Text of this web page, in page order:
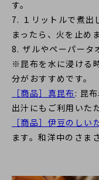
す。
7. １リットルで煮出
まったら、火を止め
8. ザルやペーパータ
※昆布を水に浸ける
分がおすすめです。
［商品］真昆布: 昆
出汁にもご利用いた
［商品］伊豆のしい
ます。和洋中のさま